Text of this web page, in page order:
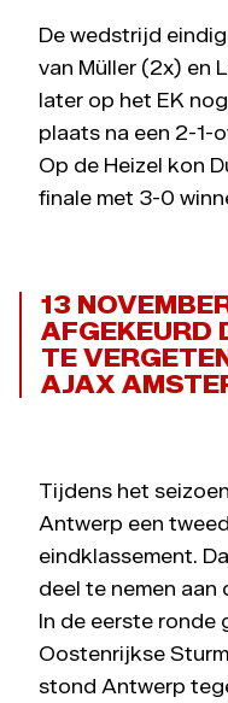
De wedstrijd
van Müller (2x) en
later op het EK
plaats na een 2-1-
Op de Heizel kon
finale met 3-0
13
AFGEKEURD
TE
AJAX
Tijdens het
Antwerp een
eindklassement.
deel te nemen aan
In de eerste ronde
Oostenrijkse
stond Antwerp